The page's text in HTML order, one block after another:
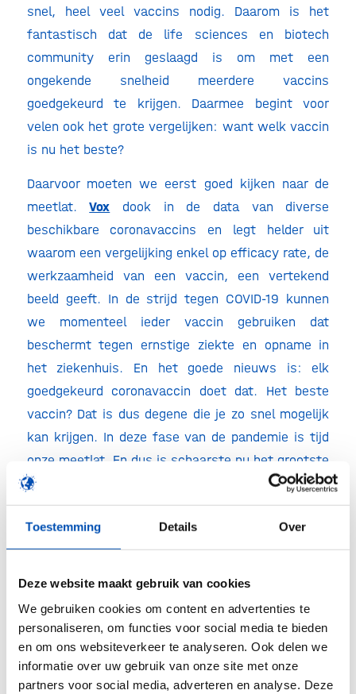
Toestemming Details Over
Deze website maakt gebruik van cookies
We gebruiken cookies om content en advertenties te
personaliseren, om functies voor social media te bieden
en om ons websiteverkeer te analyseren. Ook delen we
informatie over uw gebruik van onze site met onze
partners voor social media, adverteren en analyse. Deze
snel, heel veel vaccins nodig. Daarom is het
fantastisch dat de life sciences en biotech
community erin geslaagd is om met een
ongekende snelheid meerdere vaccins
goedgekeurd te krijgen. Daarmee begint voor
velen ook het grote vergelijken: want welk vaccin
is nu het beste?
Daarvoor moeten we eerst goed kijken naar de
meetlat.Vox
dook in de data van diverse
beschikbare coronavaccins en legt helder uit
waarom een vergelijking enkel op efficacy rate, de
werkzaamheid van een vaccin, een vertekend
beeld geeft. In de strijd tegen COVID-19 kunnen
we momenteel ieder vaccin gebruiken dat
beschermt tegen ernstige ziekte en opname in
het ziekenhuis. En het goede nieuws is: elk
goedgekeurd coronavaccin doet dat. Het beste
vaccin? Dat is dus degene die je zo snel mogelijk
kan krijgen. In deze fase van de pandemie is tijd
onze meetlat. En dus is schaarste nu het grootste
knelpunt, zo geeft ook het logistiek
coördinatiecentrum van het RIVM aan. Benieuwd
wat er verder allemaal komt kijken bij de
verspreiding van de vaccins? Het
coördinatiecentrum licht
een tipje van de
/